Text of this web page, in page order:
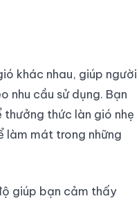
khác nhau, giúp người
nhu cầu sử dụng. Bạn
thức làn gió nhẹ
làm mát trong những
giúp bạn cảm thấy